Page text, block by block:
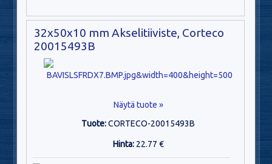
32x50x10 mm Akselitiiviste, Corteco
20015493B
Näytä tuote »
Tuote:CORTECO-20015493B
Hinta: 22.77 €